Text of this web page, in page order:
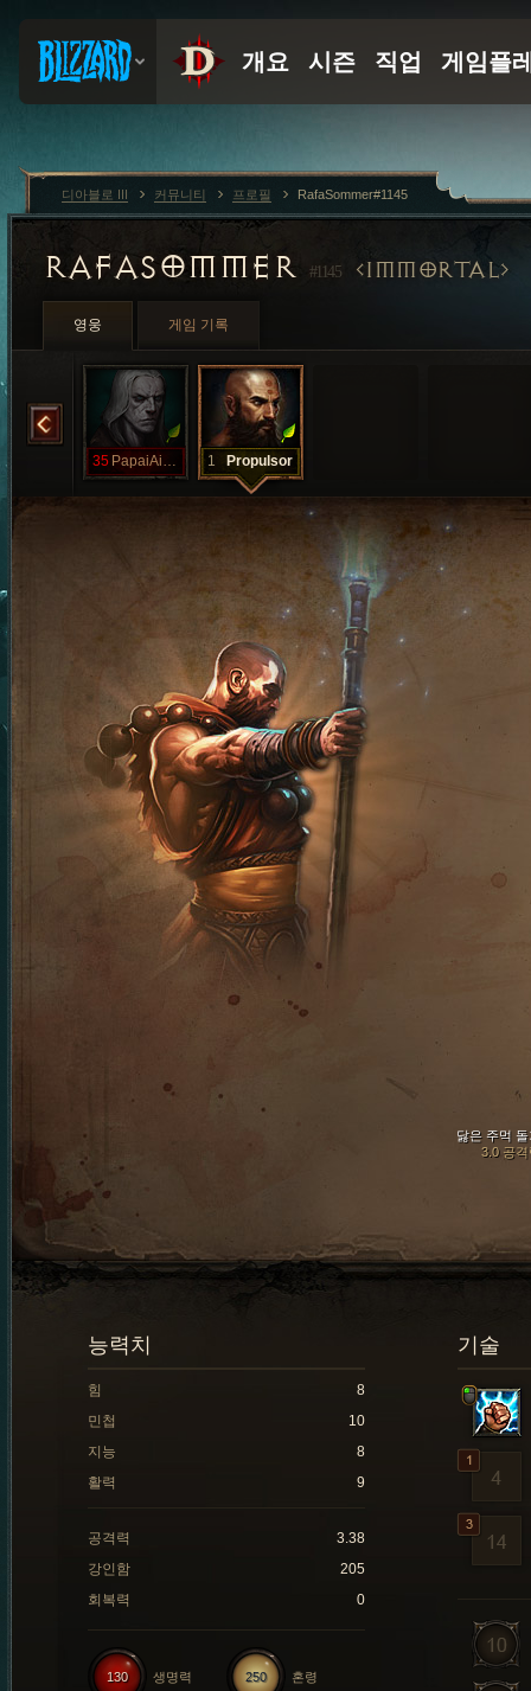
RAFASOMMER #1145 IMMORTAL
영웅 게임 기록
35 PapaiAieiel 1 Propulsor
닳은 주먹 돌
3.0 공격
기술
능력치
힘
8
민첩
10
지능
8
활력
9
공격력
3.38
강인함
205
회복력
0
250 혼령
130 생명력
디아블로 III 커뮤니티 프로필 RafaSommer#1145